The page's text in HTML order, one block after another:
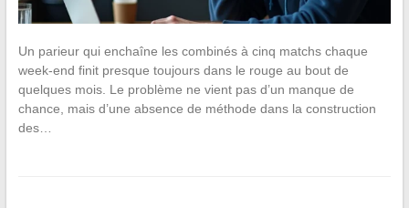
Un parieur qui enchaîne les combinés à cinq matchs chaque
week-end finit presque toujours dans le rouge au bout de
quelques mois. Le problème ne vient pas d’un manque de
chance, mais d’une absence de méthode dans la construction
des…